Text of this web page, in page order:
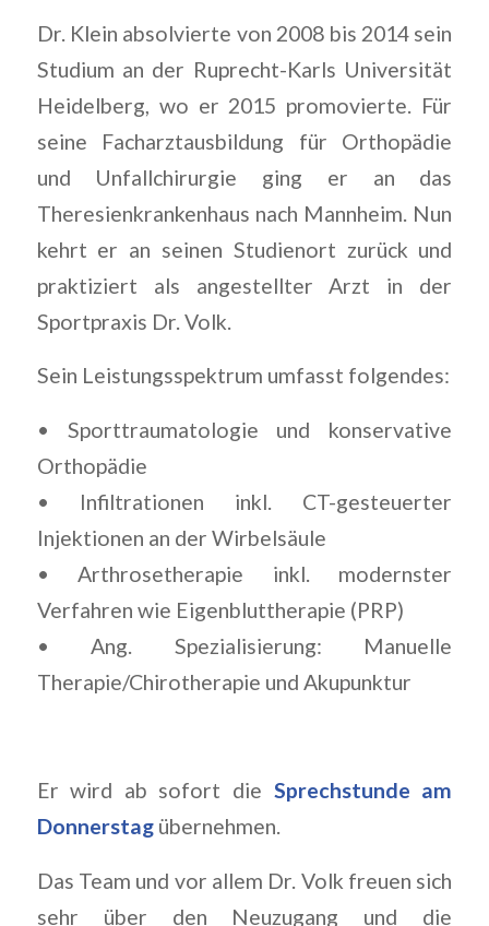
Dr. Klein absolvierte von 2008 bis 2014 sein
Studium an der Ruprecht-Karls Universität
Heidelberg, wo er 2015 promovierte. Für
seine Facharztausbildung für Orthopädie
und Unfallchirurgie ging er an das
Theresienkrankenhaus nach Mannheim. Nun
kehrt er an seinen Studienort zurück und
praktiziert als angestellter Arzt in der
Sportpraxis Dr. Volk.
Sein Leistungsspektrum umfasst folgendes:
• Sporttraumatologie und konservative
Orthopädie
• Infiltrationen inkl. CT-gesteuerter
Injektionen an der Wirbelsäule
• Arthrosetherapie inkl. modernster
Verfahren wie Eigenbluttherapie (PRP)
• Ang. Spezialisierung: Manuelle
Therapie/Chirotherapie und Akupunktur
Er wird ab sofort die Sprechstunde am
Donnerstagübernehmen.
Das Team und vor allem Dr. Volk freuen sich
sehr über den Neuzugang und die